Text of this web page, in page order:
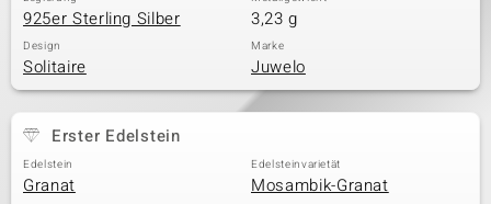
925er Sterling Silber 3,23 g
Design
Solitaire
Marke
Juwelo
Erster Edelstein
Edelstein
Granat
Edelsteinvarietät
Mosambik-Granat